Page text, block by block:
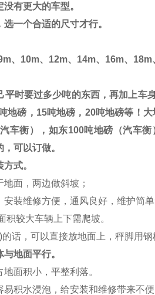
有更大的车型。
一个合适的尺寸才行。
、 10m、 12m、 14m、 16m、 18m
平时要过多少吨的东西，再加上车
地磅， 15吨地磅， 20吨地磅等！大
车衡），如东100吨地磅（汽车衡
可以订做。
式。
面，两边做斜坡；
装维修方便，通风良好，维护简单
积较大车辆上下需爬坡。
的话，可以直接放地面上，秤脚用钢
地面平行。
面积小，平整利落。
积水浸泡，给安装和维修带来不